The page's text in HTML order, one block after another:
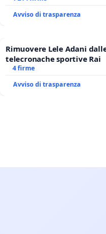
Avviso di trasparenza
Rimuovere Lele Adani
telecronache sportive Rai
4 firme
Avviso di trasparenza